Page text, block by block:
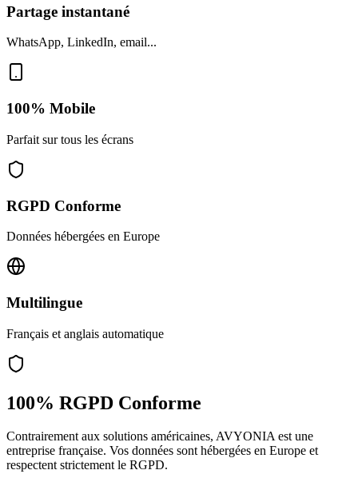
Partage instantané
WhatsApp, LinkedIn, email...
100% Mobile
Parfait sur tous les écrans
RGPD Conforme
Données hébergées en Europe
Multilingue
Français et anglais automatique
100% RGPD Conforme
Contrairement aux solutions américaines, AVYONIA est une
entreprise française. Vos données sont hébergées en Europe et
respectent strictement le RGPD.